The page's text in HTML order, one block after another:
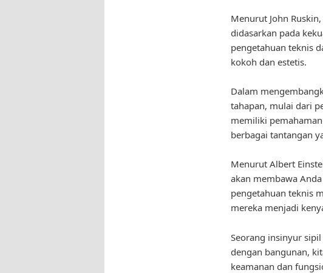
Menurut John
didasarkan pada
pengetahuan teknis
kokoh dan estetis.
Dalam
tahapan, mulai dari
memiliki
berbagai tantangan
Menurut Albert
akan membawa
pengetahuan teknis
mereka menjadi
Seorang insinyur sipil
dengan bangunan,
keamanan dan